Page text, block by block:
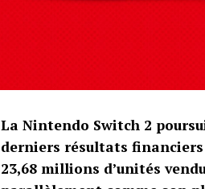
La Nintendo Switch 2
derniers résultats
23,68 millions d’unités